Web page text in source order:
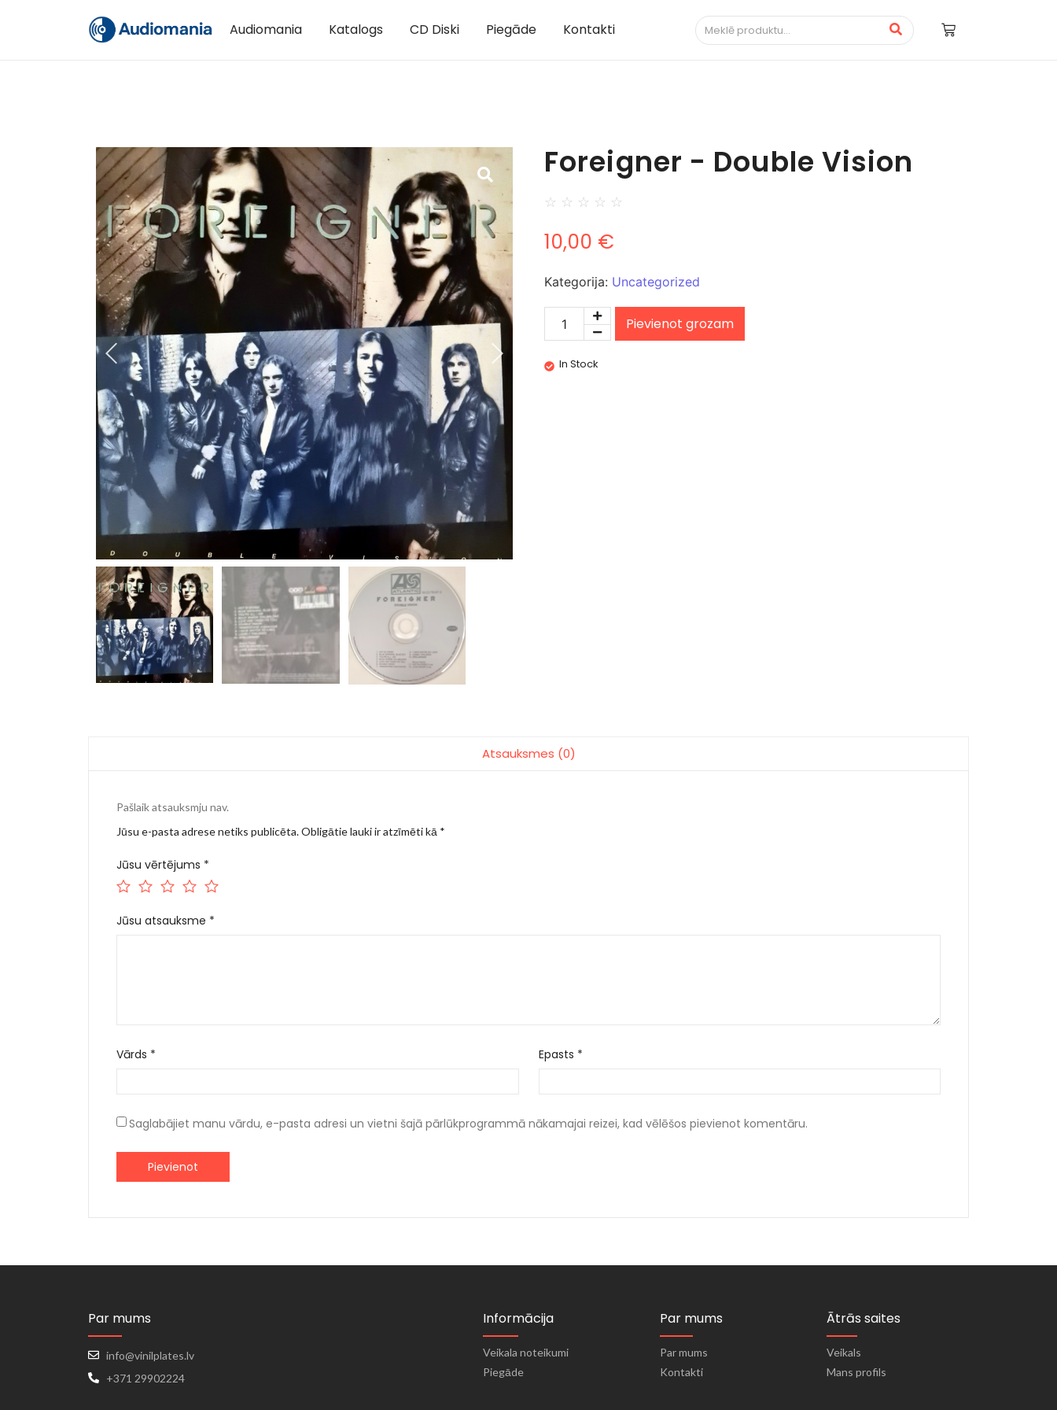
Audiomania Katalogs CD Diski Piegāde Kontakti
Foreigner - Double Vision
☆ ☆ ☆ ☆ ☆
10,00 €
Kategorija: Uncategorized
Pievienot grozam
In Stock
Atsauksmes (0)
Pašlaik atsauksmju nav.
Jūsu e-pasta adrese netiks publicēta.Obligātie lauki ir atzīmēti kā *
Jūsu vērtējums *
Jūsu atsauksme *
Vārds * Epasts *
Saglabājiet manu vārdu, e-pasta adresi un vietni šajā pārlūkprogrammā nākamajai reizei, kad vēlēšos pievienot komentāru.
Par mums
info@vinilplates.lv
+371 29902224
Informācija
Veikala noteikumi
Piegāde
Par mums
Par mums
Kontakti
Ātrās saites
Veikals
Mans profils